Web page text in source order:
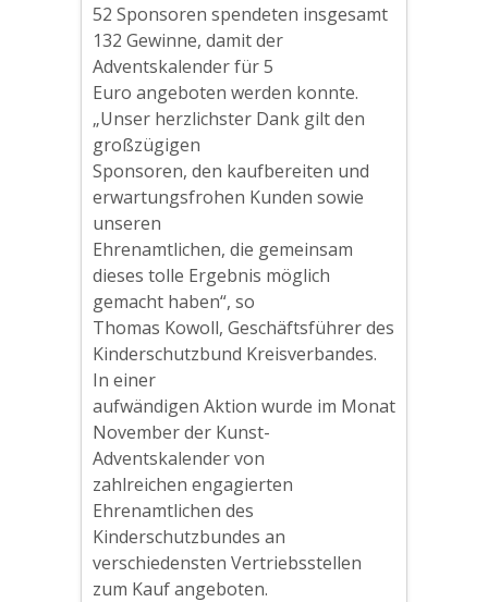
52 Sponsoren spendeten insgesamt
132 Gewinne, damit der
Adventskalender für 5
Euro angeboten werden konnte.
„Unser herzlichster Dank gilt den
großzügigen
Sponsoren, den kaufbereiten und
erwartungsfrohen Kunden sowie
unseren
Ehrenamtlichen, die gemeinsam
dieses tolle Ergebnis möglich
gemacht haben“, so
Thomas Kowoll, Geschäftsführer des
Kinderschutzbund Kreisverbandes.
In einer
aufwändigen Aktion wurde im Monat
November der Kunst-
Adventskalender von
zahlreichen engagierten
Ehrenamtlichen des
Kinderschutzbundes an
verschiedensten Vertriebsstellen
zum Kauf angeboten.